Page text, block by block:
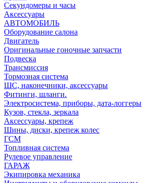
Секундомеры и часы
Аксессуары
АВТОМОБИЛЬ
Оборудование салона
Двигатель
Оригинальные гоночные запчасти
Подвеска
Трансмиссия
Тормозная система
ШС, наконечники, аксессуары
Фитинги, шланги.
Электросистема, приборы, дата-логгеры
Кузов, стекла, зеркала
Аксессуары, крепеж
Шины, диски, крепеж колес
ГСМ
Топливная система
Рулевое управление
ГАРАЖ
Экипировка механика